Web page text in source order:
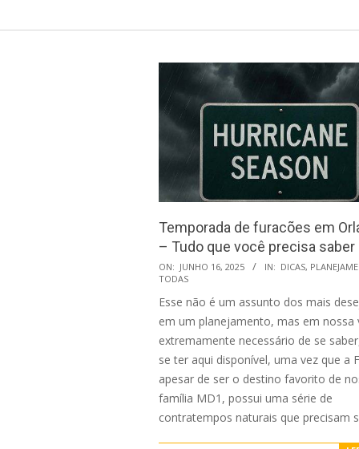
Temporada de furacões em
– Tudo que você precisa saber
2025-
06-
16
ON: JUNHO 16, 2025 IN: DICAS,
TODAS
Esse não é um assunto dos mais
em um planejamento, mas em nossa
extremamente necessário de se
se ter aqui disponível, uma vez que a
apesar de ser o destino favorito de
família MD1, possui uma série de
contratempos naturais que precisam